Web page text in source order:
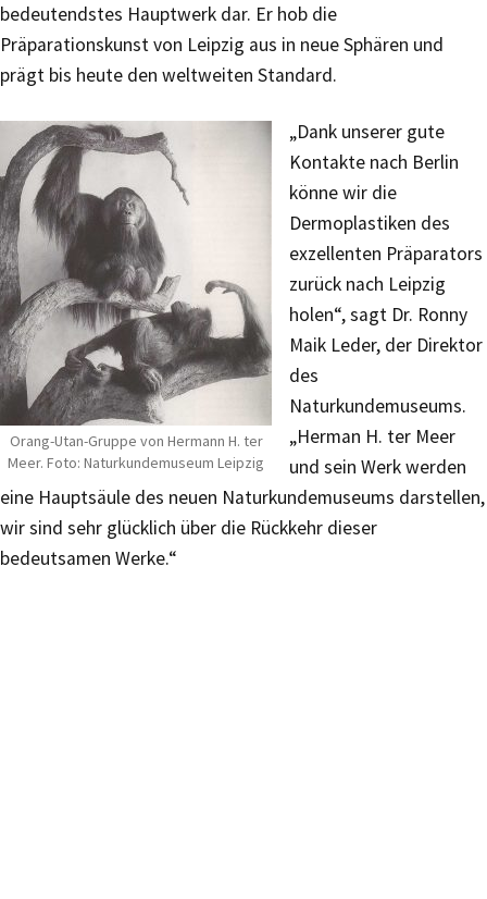
bedeutendstes Hauptwerk dar. Er hob die
Präparationskunst von Leipzig aus in neue Sphären und
prägt bis heute den weltweiten Standard.
Orang-Utan-Gruppe von Hermann H. ter
Meer. Foto: Naturkundemuseum Leipzig
„Dank unserer gute
Kontakte nach Berlin
könne wir die
Dermoplastiken des
exzellenten Präparators
zurück nach Leipzig
holen“, sagt Dr. Ronny
Maik Leder, der Direktor
des
Naturkundemuseums.
„Herman H. ter Meer
und sein Werk werden
eine Hauptsäule des neuen Naturkundemuseums darstellen,
wir sind sehr glücklich über die Rückkehr dieser
bedeutsamen Werke.“